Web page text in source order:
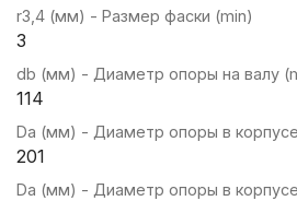
r3,4 (мм) - Размер фаски (min)
3
db (мм) - Диаметр опоры на валу
114
Da (мм) - Диаметр опоры в
201
Da (мм) - Диаметр опоры в